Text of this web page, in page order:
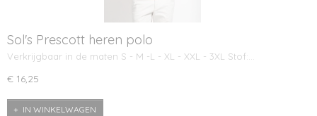
Sol's Prescott heren polo
Verkrijgbaar in de maten S - M -L - XL - XXL - 3XL Stof:…
€ 16,25
IN WINKELWAGEN